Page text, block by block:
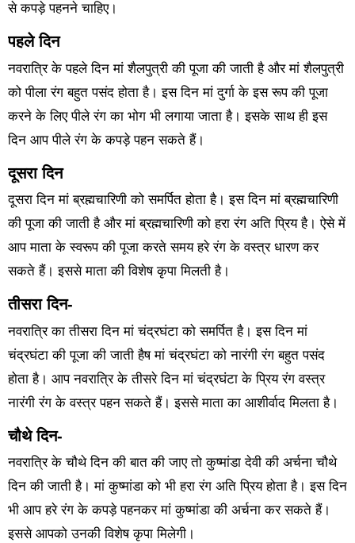
से कपड़े पहनने चाहिए।
पहले दिन
नवरात्रि के पहले दिन मां शैलपुत्री की पूजा की जाती है और मां शैलपुत्री
को पीला रंग बहुत पसंद होता है। इस दिन मां दुर्गा के इस रूप की पूजा
करने के लिए पीले रंग का भोग भी लगाया जाता है। इसके साथ ही इस
दिन आप पीले रंग के कपड़े पहन सकते हैं।
दूसरा दिन
दूसरा दिन मां ब्रह्मचारिणी को समर्पित होता है। इस दिन मां ब्रह्मचारिणी
की पूजा की जाती है और मां ब्रह्मचारिणी को हरा रंग अति प्रिय है। ऐसे में
आप माता के स्वरूप की पूजा करते समय हरे रंग के वस्त्र धारण कर
सकते हैं। इससे माता की विशेष कृपा मिलती है।
तीसरा दिन-
नवरात्रि का तीसरा दिन मां चंद्रघंटा को समर्पित है। इस दिन मां
चंद्रघंटा की पूजा की जाती हैष मां चंद्रघंटा को नारंगी रंग बहुत पसंद
होता है। आप नवरात्रि के तीसरे दिन मां चंद्रघंटा के प्रिय रंग वस्त्र
नारंगी रंग के वस्त्र पहन सकते हैं। इससे माता का आशीर्वाद मिलता है।
चौथे दिन-
नवरात्रि के चौथे दिन की बात की जाए तो कुष्मांडा देवी की अर्चना चौथे
दिन की जाती है। मां कुष्मांडा को भी हरा रंग अति प्रिय होता है। इस दिन
भी आप हरे रंग के कपड़े पहनकर मां कुष्मांडा की अर्चना कर सकते हैं।
इससे आपको उनकी विशेष कृपा मिलेगी।